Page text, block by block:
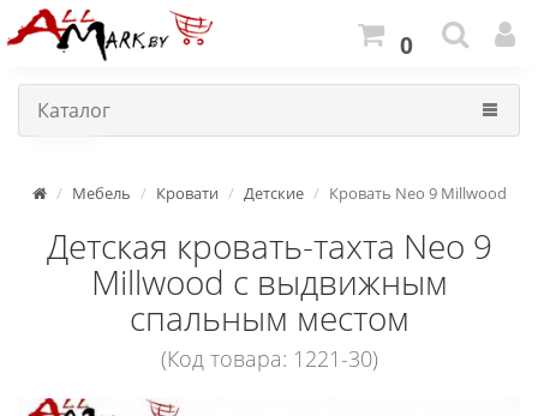
0
Каталог
Мебель Кровати Детские Кровать Neo 9 Millwood
Детская кровать-тахта Neo 9
Millwood с выдвижным
спальным местом
(Код товара: 1221-30)